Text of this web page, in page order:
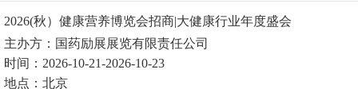
2026(秋）健康营养博览会招商|大健康行业年度盛会
主办方：国药励展展览有限责任公司
时间：2026-10-21-2026-10-23
地点：北京